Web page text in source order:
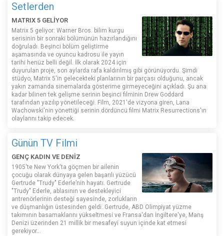
Setlerden
MATRIX 5 GELİYOR
Matrix 5 geliyor: Warner Bros. bilim kurgu
serisinin bir sonraki bölümünün hazırlandığını
doğruladı. Beşinci bölüm geliştirme
aşamasında ve oyuncu kadrosu ile yayın
tarihi henüz belli değil. İlk olarak 2024 için
duyurulan proje, son aylarda rafa kaldırılmış gibi görünüyordu. Şimdi
stüdyo, Matrix 5'in gelecekteki planlarının bir parçası olduğunu, ancak
yakın zamanda sinemalarda gösterime girmeyeceğini açıkladı. Şu ana
kadar bilinen tek gelişme serinin beşinci filminin Drew Goddard
tarafından yazılıp yönetileceği. Film, 2021'de vizyona giren, Lana
Wachowski'nin yönettiği serinin dördüncü filmi Matrix Resurrections'ın
olaylarını takip edecek.
Günün TV Filmi
GENÇ KADIN VE DENİZ
1905'te New York'ta göçmen bir ailenin
çocuğu olarak dünyaya gelen başarılı yüzücü
Gertrude "Trudy" Ederle’nin hayatı. Gertrude
"Trudy" Ederle, ablasının ve destekleyici
antrenörlerinin desteği sayesinde, zorlukların
ve düşmanlığın üstesinden geldi. Gertrude, ABD Olimpiyat yüzme
takımının basamaklarını yükseltmesi ve Fransa'dan İngiltere'ye, Manş
Denizi üzerinden 21 millik bir mesafeyi suyun içinde kat etmesi
gerekiyor...